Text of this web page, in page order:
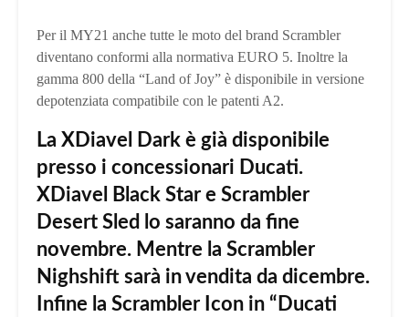
Per il MY21 anche tutte le moto del brand Scrambler
diventano conformi alla normativa EURO 5. Inoltre la
gamma 800 della “Land of Joy” è disponibile in versione
depotenziata compatibile con le patenti A2.
La XDiavel Dark è già disponibile
presso i concessionari Ducati.
XDiavel Black Star e Scrambler
Desert Sled lo saranno da fine
novembre. Mentre la Scrambler
Nighshift sarà in vendita da dicembre.
Infine la Scrambler Icon in “Ducati